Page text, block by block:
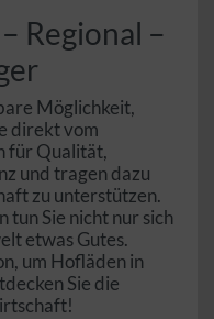
Regional –
Möglichkeit,
direkt vom
für Qualität,
und tragen dazu
zu unterstützen.
Sie nicht nur sich
etwas Gutes.
um Hofläden in
Sie die